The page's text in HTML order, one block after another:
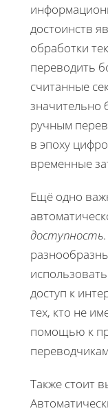
достоинств
обработки
переводить
считанные
значительно
ручным
в эпоху
временные
Ещё одно
доступность
доступ к
тех, кто не
помощью к
Также стоит